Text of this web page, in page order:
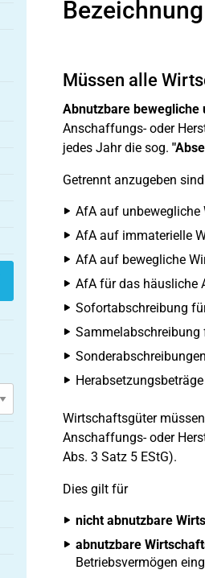
Bezeichnung
Müssen alle
Abnutzbare bewegliche
Anschaffungs- oder
jedes Jahr die sog.
Getrennt anzugeben sind
AfA auf unbewegliche
AfA auf immaterielle
AfA auf bewegliche
AfA für das häusliche
Sofortabschreibung
Sammelabschreibung
Wirtschaftsgüter
Anschaffungs- oder
Abs. 3 Satz 5 EStG).
Dies gilt für
nicht abnutzbare
abnutzbare
Betriebsvermögen